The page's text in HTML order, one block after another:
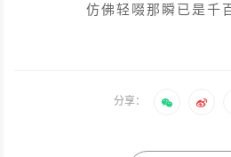
仿佛轻啜那瞬已是千
分享：